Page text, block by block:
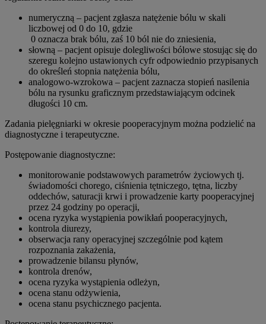
numeryczną – pacjent zgłasza natężenie bólu w skali
liczbowej od 0 do 10, gdzie
0 oznacza brak bólu, zaś 10 ból nie do zniesienia,
słowną – pacjent opisuje dolegliwości bólowe stosując się do
szeregu kolejno ustawionych cyfr odpowiednio przypisanych
do określeń stopnia natężenia bólu,
analogowo-wzrokowa – pacjent zaznacza stopień nasilenia
bólu na rysunku graficznym przedstawiającym odcinek
długości 10 cm.
Zadania pielęgniarki w okresie pooperacyjnym można podzielić na
diagnostyczne i terapeutyczne.
Postępowanie diagnostyczne:
monitorowanie podstawowych parametrów życiowych tj.
świadomości chorego, ciśnienia tętniczego, tętna, liczby
oddechów, saturacji krwi i prowadzenie karty pooperacyjnej
przez 24 godziny po operacji,
ocena ryzyka wystąpienia powikłań pooperacyjnych,
kontrola diurezy,
obserwacja rany operacyjnej szczególnie pod kątem
rozpoznania zakażenia,
prowadzenie bilansu płynów,
kontrola drenów,
ocena ryzyka wystąpienia odleżyn,
ocena stanu odżywienia,
ocena stanu psychicznego pacjenta.